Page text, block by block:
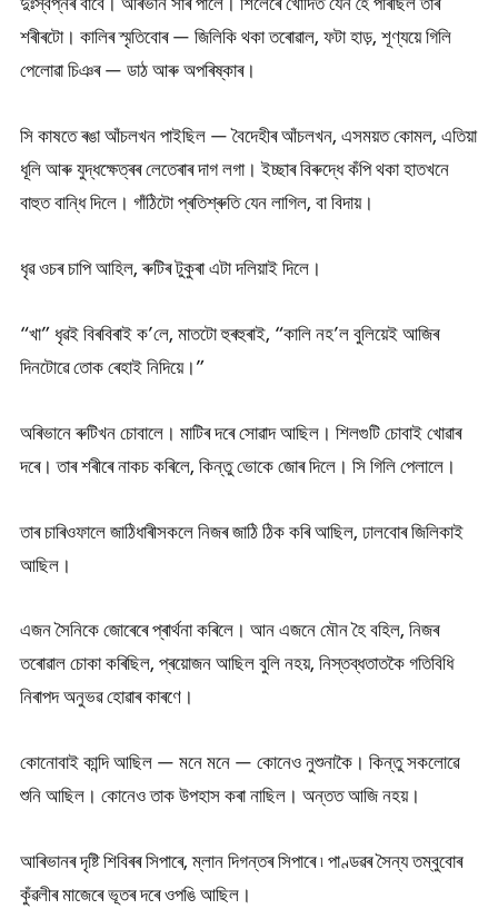
শৰীৰটো। কালিৰ স্মৃতিবোৰ — জিলিকি থকা তৰোৱাল, ফটা হাড়, শূণ্যয়ে গিলি
পেলোৱা চিঞৰ — ডাঠ আৰু অপৰিষ্কাৰ।
সি কাষতে ৰঙা আঁচলখন পাইছিল — বৈদেহীৰ আঁচলখন, এসময়ত কোমল, এতিয়া
ধূলি আৰু যুদ্ধক্ষেত্ৰৰ লেতেৰাৰ দাগ লগা। ইচ্ছাৰ বিৰুদ্ধে কঁপি থকা হাতখনে
বাহুত বান্ধি দিলে। গাঁঠিটো প্ৰতিশ্ৰুতি যেন লাগিল, বা বিদায়।
ধৃৱ ওচৰ চাপি আহিল, ৰুটিৰ টুকুৰা এটা দলিয়াই দিলে।
“খা” ধৃৱই বিৰবিৰাই ক’লে, মাতটো হুৰহুৰাই, “কালি নহ’ল বুলিয়েই আজিৰ
দিনটোৱে তোক ৰেহাই নিদিয়ে।”
অৰিভানে ৰুটিখন চোবালে। মাটিৰ দৰে সোৱাদ আছিল। শিলগুটি চোবাই খোৱাৰ
দৰে। তাৰ শৰীৰে নাকচ কৰিলে, কিন্তু ভোকে জোৰ দিলে। সি গিলি পেলালে।
তাৰ চাৰিওফালে জাঠিধাৰীসকলে নিজৰ জাঠি ঠিক কৰি আছিল, ঢালবোৰ জিলিকাই
আছিল।
এজন সৈনিকে জোৰেৰে প্ৰাৰ্থনা কৰিলে। আন এজনে মৌন হৈ বহিল, নিজৰ
তৰোৱাল চোকা কৰিছিল, প্ৰয়োজন আছিল বুলি নহয়, নিস্তব্ধতাতকৈ গতিবিধি
নিৰাপদ অনুভৱ হোৱাৰ কাৰণে।
কোনোবাই কান্দি আছিল — মনে মনে — কোনেও নুশুনাকৈ। কিন্তু সকলোৱে
শুনি আছিল। কোনেও তাক উপহাস কৰা নাছিল। অন্তত আজি নহয়।
আৰিভানৰ দৃষ্টি শিবিৰৰ সিপাৰে, ম্লান দিগন্তৰ সিপাৰে ৷ পাণ্ডৱৰ সৈন্য তম্বুবোৰ
কুঁৱলীৰ মাজেৰে ভূতৰ দৰে ওপঙি আছিল।